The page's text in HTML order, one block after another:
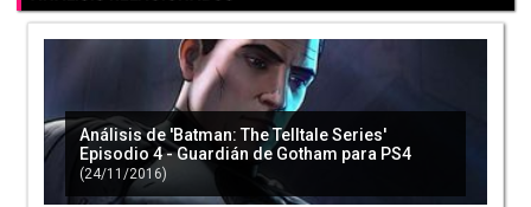
Michael Keaton rechazó un papel en 'Batman
Forever' y en la serie 'Perdidos'
Análisis de 'Batman: The Telltale Series'
Episodio 4 - Guardián de Gotham para PS4
(24/11/2016)